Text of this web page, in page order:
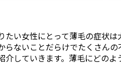
たい女性にとって薄毛の症状
らないことだらけでたくさん
介していきます。薄毛にどの